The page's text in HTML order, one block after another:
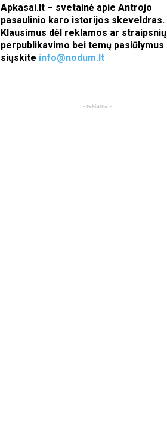
Apkasai.lt – svetainė apie Antrojo
pasaulinio karo istorijos skeveldras.
Klausimus dėl reklamos ar straipsnių
perpublikavimo bei temų pasiūlymus
siųskite info@nodum.lt
- reklama -